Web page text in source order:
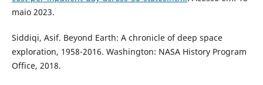
maio 2023.
Siddiqi, Asif. Beyond Earth: A chronicle of deep space
exploration, 1958-2016. Washington: NASA History Program
Office, 2018.